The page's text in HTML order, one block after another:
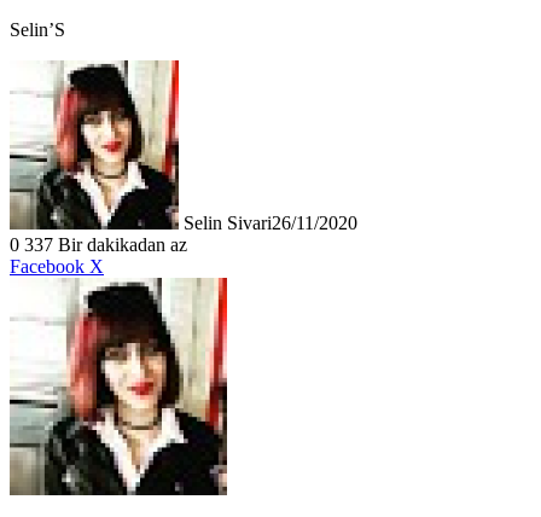
Selin’S
Selin Sivari26/11/2020
0 337 Bir dakikadan az
Facebook X
Posta
paylaş